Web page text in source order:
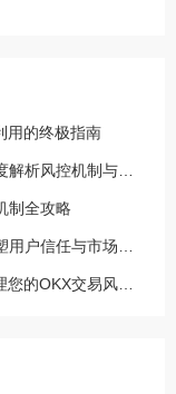
用的终极指南
制全攻略